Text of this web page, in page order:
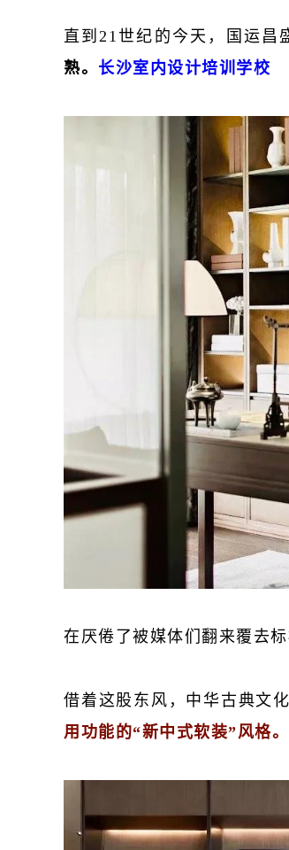
直到21世纪的今天，国运昌
熟。 长沙室内设计培训学校
在厌倦了被媒体们翻来覆去
借着这股东风，中华古典文
用功能的“新中式软装”风格。